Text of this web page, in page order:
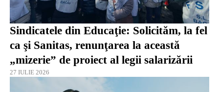
Sindicatele din Educaţie: Solicităm, la fel
ca şi Sanitas, renunţarea la această
„mizerie” de proiect al legii salarizării
27 IULIE 2026